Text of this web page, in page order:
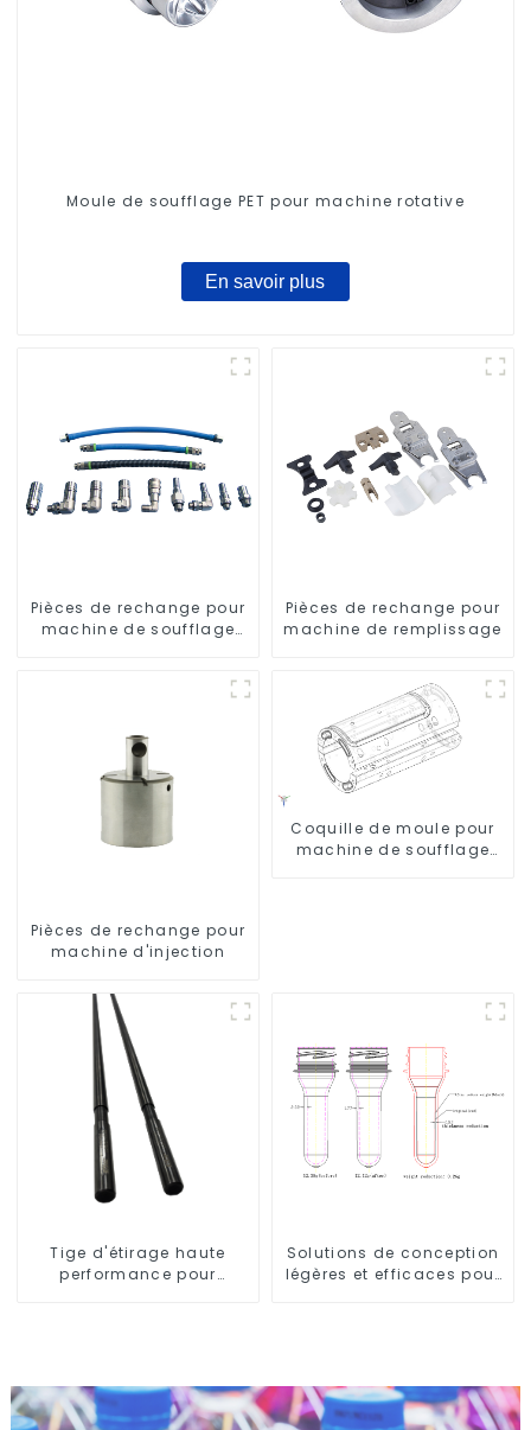
Moule de soufflage PET pour machine rotative
En savoir plus
Pièces de rechange pour
machine de soufflage
Pièces de rechange pour
machine de remplissage
Pièces de rechange pour
machine d'injection
Coquille de moule pour
machine de soufflage
Tige d'étirage haute
performance pour
Solutions de conception
légères et efficaces pour